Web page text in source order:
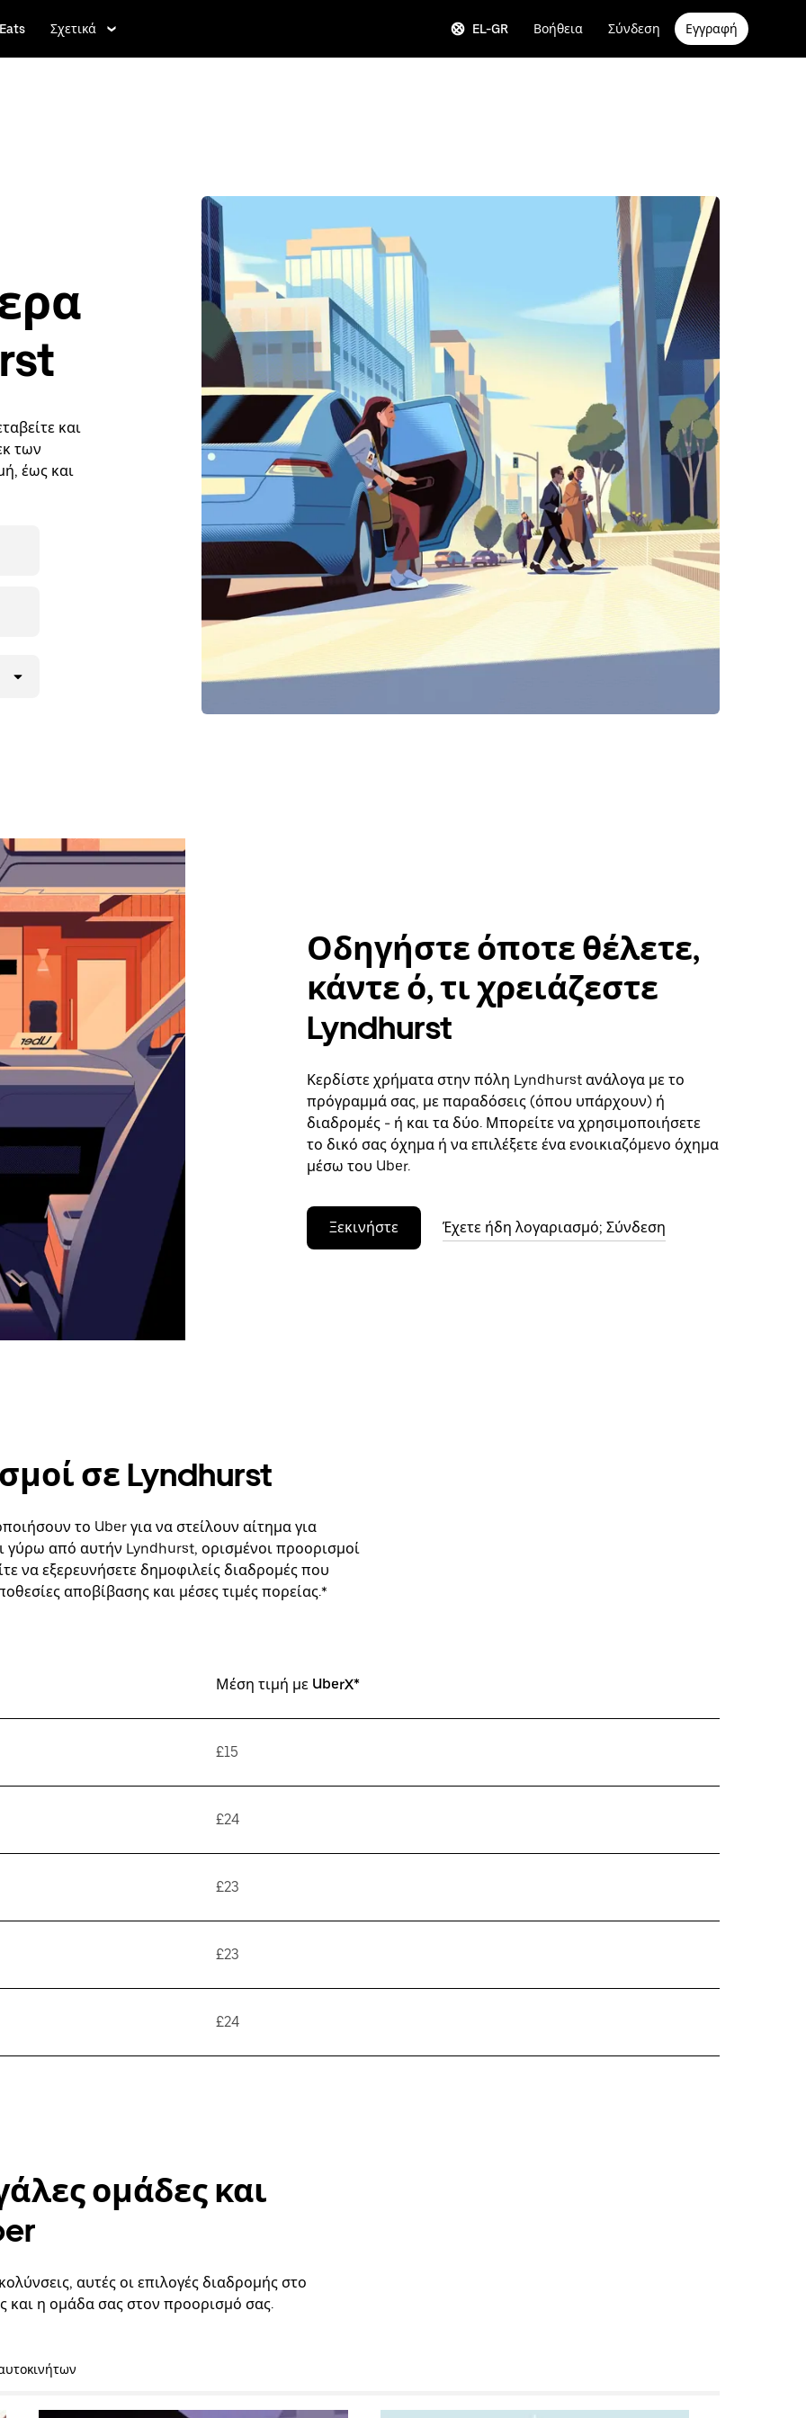
Σχετικά EL-GR Βοήθεια Σύνδεση Εγγραφή
και
των
έως και
Οδηγήστε όποτε θέλετε,
κάντε ό, τι χρειάζεστε
Lyndhurst
Κερδίστε χρήματα στην πόλη Lyndhurst ανάλογα με το
πρόγραμμά σας, με παραδόσεις (όπου υπάρχουν) ή
διαδρομές - ή και τα δύο. Μπορείτε να χρησιμοποιήσετε
το δικό σας όχημα ή να επιλέξετε ένα ενοικιαζόμενο όχημα
μέσω του Uber.
Ξεκινήστε Έχετε ήδη λογαριασμό; Σύνδεση
σε Lyndhurst
το Uber για να στείλουν αίτημα για
από αυτήν Lyndhurst, ορισμένοι προορισμοί
να εξερευνήσετε δημοφιλείς διαδρομές που
αποβίβασης και μέσες τιμές πορείας.*
Μέση τιμή με UberX*
£15
£24
£23
£23
£24
ομάδες και
αυτές οι επιλογές διαδρομής στο
και η ομάδα σας στον προορισμό σας.